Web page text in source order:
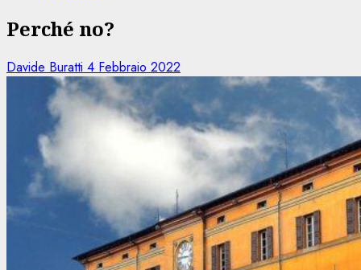
Perché no?
Davide Buratti 4 Febbraio 2022